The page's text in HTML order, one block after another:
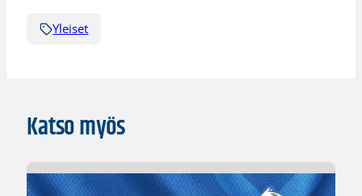
Yleiset
Katso myös